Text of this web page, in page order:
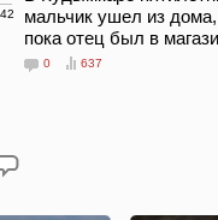
мальчик ушел из дома,
пока отец был в
0 637